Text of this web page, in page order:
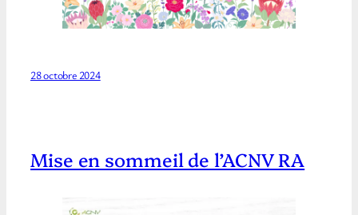
28 octobre 2024
Mise en sommeil de l’ACNV RA